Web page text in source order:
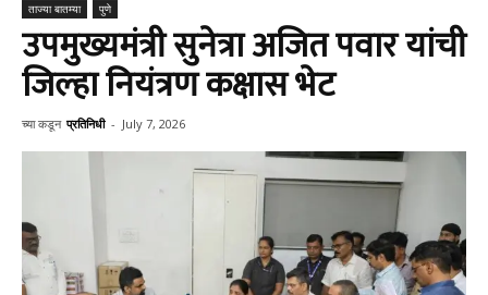
ताज्या बातम्या पुणे
उपमुख्यमंत्री सुनेत्रा अजित पवार यांची
जिल्हा नियंत्रण कक्षास भेट
च्या कडून प्रतिनिधी - July 7, 2026